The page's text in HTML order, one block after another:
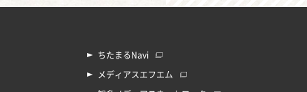
ちたまるNavi
メディアスエフエム